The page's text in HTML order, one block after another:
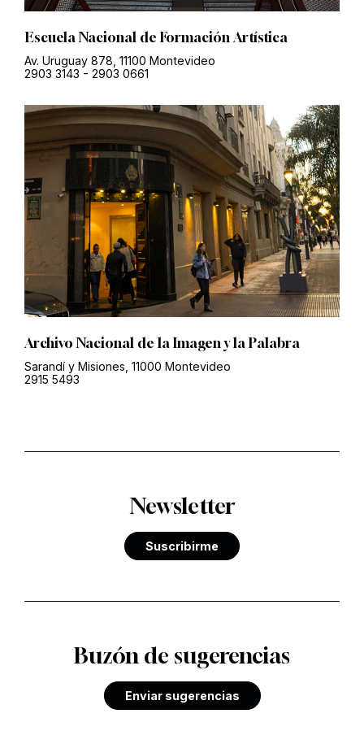
Escuela Nacional de Formación Artística
Av. Uruguay 878, 11100 Montevideo
2903 3143 - 2903 0661
Archivo Nacional de la Imagen y la Palabra
Sarandí y Misiones, 11000 Montevideo
2915 5493
Newsletter
Suscribirme
Buzón de sugerencias
Enviar sugerencias